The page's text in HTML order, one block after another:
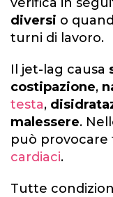
diversi o
turni di lavoro.
Il jet-lag causa
costipazione,
testa,
malessere.
può provocare
cardiaci.
Tutte